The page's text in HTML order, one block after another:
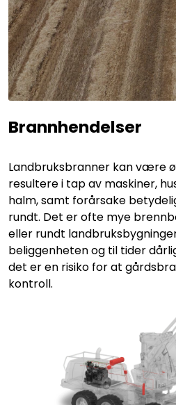
Brannhendelser
Landbruksbranner kan være
resultere i tap av maskiner,
halm, samt forårsake
rundt. Det er ofte mye
eller rundt
beliggenheten og til tider
det er en risiko for at
kontroll.